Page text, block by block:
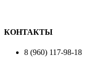
КОНТАКТЫ
8 (960) 117-98-18